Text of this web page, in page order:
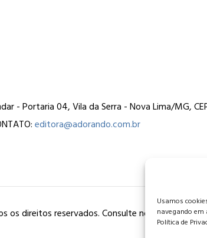
Usamos
navegando em
Política de
- Portaria 04, Vila da Serra - Nova Lima/MG,
editora@adorando.com.br
os direitos reservados. Consulte nossapolítica